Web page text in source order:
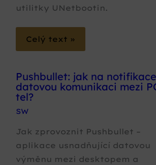
utilitky UNetbootin.
Celý text »
Pushbullet: jak na
datovou komunikaci mezi
tel?
SW
Jak zprovoznit Pushbullet –
aplikace usnadňující datovou
výměnu mezi desktopem a